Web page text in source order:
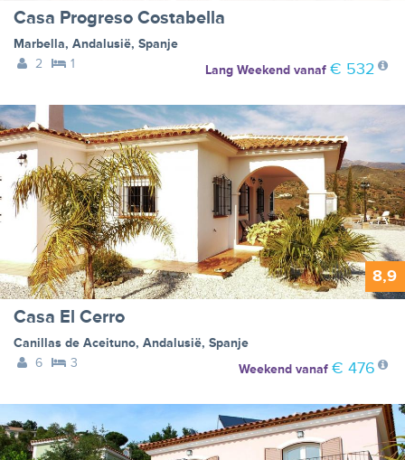
Casa Progreso Costabella
Marbella, Andalusië, Spanje
2
1 Lang Weekendvanaf € 532
8,9
Casa El Cerro
Canillas de Aceituno, Andalusië, Spanje
6
3 Weekendvanaf € 476